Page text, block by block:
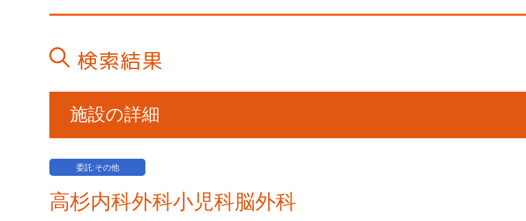
検索結果
施設の詳細
委託:その他
高杉内科外科小児科脳外科